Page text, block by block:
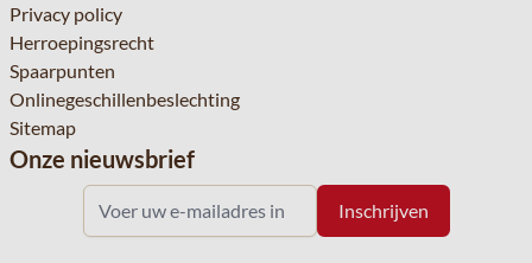
Privacy policy
Herroepingsrecht
Spaarpunten
Onlinegeschillenbeslechting
Sitemap
Onze nieuwsbrief